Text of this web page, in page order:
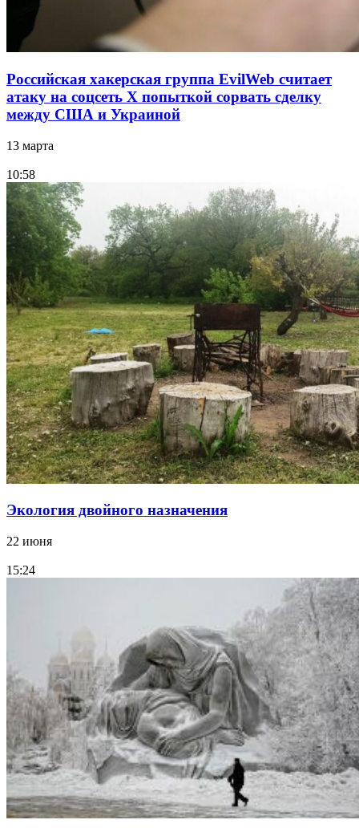
Российская хакерская группа EvilWeb считает
атаку на соцсеть Х попыткой сорвать сделку
между США и Украиной
13 марта
10:58
Экология двойного назначения
22 июня
15:24